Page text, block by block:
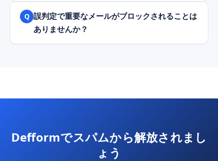
Q 誤判定で重要なメールがブロックされることは
ありませんか？
Defformでスパムから解放されまし
ょう